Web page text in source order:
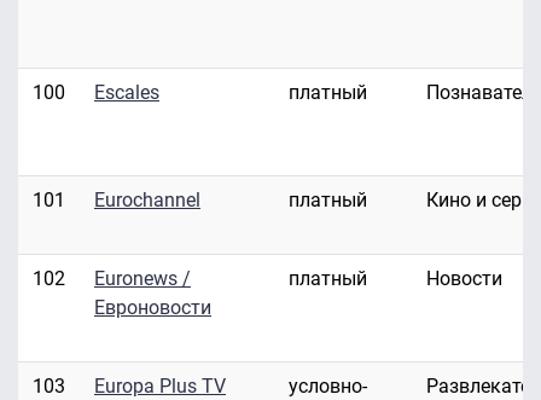
100 Escales платный
101 Eurochannel платный Кино и
102
Euronews /
Евроновости
платный Новости
103 Europa Plus TV
условно-